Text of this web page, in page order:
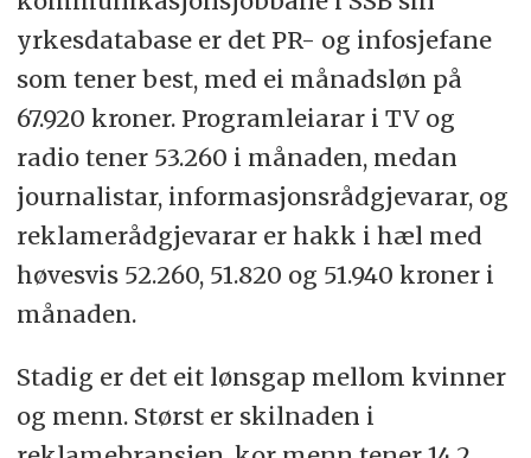
yrkesdatabase er det PR- og infosjefane
som tener best, med ei månadsløn på
67.920 kroner. Programleiarar i TV og
radio tener 53.260 i månaden, medan
journalistar, informasjonsrådgjevarar, og
reklamerådgjevarar er hakk i hæl med
høvesvis 52.260, 51.820 og 51.940 kroner i
månaden.
Stadig er det eit lønsgap mellom kvinner
og menn. Størst er skilnaden i